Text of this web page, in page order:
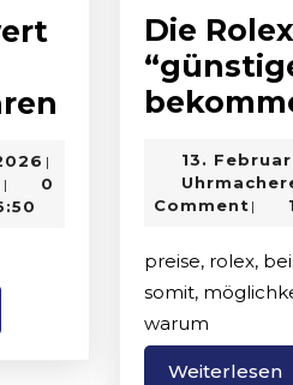
Markenuhren
13.
Februar
|
Uhrmacherei
|
0
Die Rolex
13.
Comment |
preise, rolex, beispiel,
somit,
warum
Weiterlesen